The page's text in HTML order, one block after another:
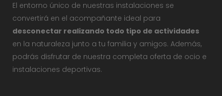
El entorno único de nuestras instalaciones se
convertirá en el acompañante ideal para
desconectar realizando todo tipo de actividades
en la naturaleza junto a tu familia y amigos. Además,
podrás disfrutar de nuestra completa oferta de ocio e
instalaciones deportivas.